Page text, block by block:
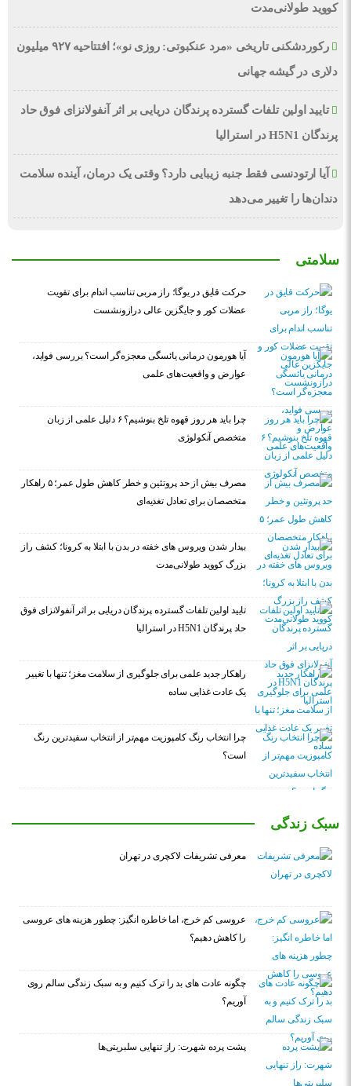
کووید طولانی‌مدت
رکوردشکنی تاریخی «مرد عنکبوتی: روزی نو»؛ افتتاحیه ۹۲۷ میلیون
دلاری در گیشه جهانی
تایید اولین تلفات گسترده پرندگان دریایی بر اثر آنفولانزای فوق حاد
پرندگان H5N1 در استرالیا
آیا ارتودنسی فقط جنبه زیبایی دارد؟ وقتی یک درمان، آینده سلامت
دندان‌ها را تغییر می‌دهد
سلامتی
حرکت قایق در یوگا؛ راز مربی تناسب اندام برای تقویت
عضلات کور و جایگزین عالی درازونشست
آیا هورمون درمانی یائسگی معجزه‌گر است؟ بررسی فواید،
عوارض و واقعیت‌های علمی
چرا باید هر روز قهوه تلخ بنوشیم؟ ۶ دلیل علمی از زبان
متخصص آنکولوژی
مصرف بیش از حد پروتئین و خطر کاهش طول عمر؛ ۵ راهکار
متخصصان برای تعادل تغذیه‌ای
بیدار شدن ویروس‌ های خفته در بدن با ابتلا به کرونا؛ کشف راز
بزرگ کووید طولانی‌مدت
تایید اولین تلفات گسترده پرندگان دریایی بر اثر آنفولانزای فوق
حاد پرندگان H5N1 در استرالیا
راهکار جدید علمی برای جلوگیری از سلامت مغز؛ تنها با تغییر
یک عادت غذایی ساده
چرا انتخاب رنگ کامپوزیت مهم‌تر از انتخاب سفیدترین رنگ
است؟
سبک زندگی
معرفی تشریفات لاکچری در تهران
عروسی کم خرج، اما خاطره انگیز: چطور هزینه های عروسی
را کاهش دهیم؟
چگونه عادت‌ های بد را ترک کنیم و به سبک زندگی سالم روی
آوریم؟
پشت پرده شهرت: راز تنهایی سلبریتی‌ها